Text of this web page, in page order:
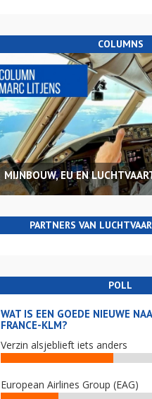
COLUMNS
MIJNBOUW, EU EN
PARTNERS VAN
POLL
WAT IS EEN GOEDE NIEUWE
FRANCE-KLM?
Verzin alsjeblieft iets anders
European Airlines Group (EAG)